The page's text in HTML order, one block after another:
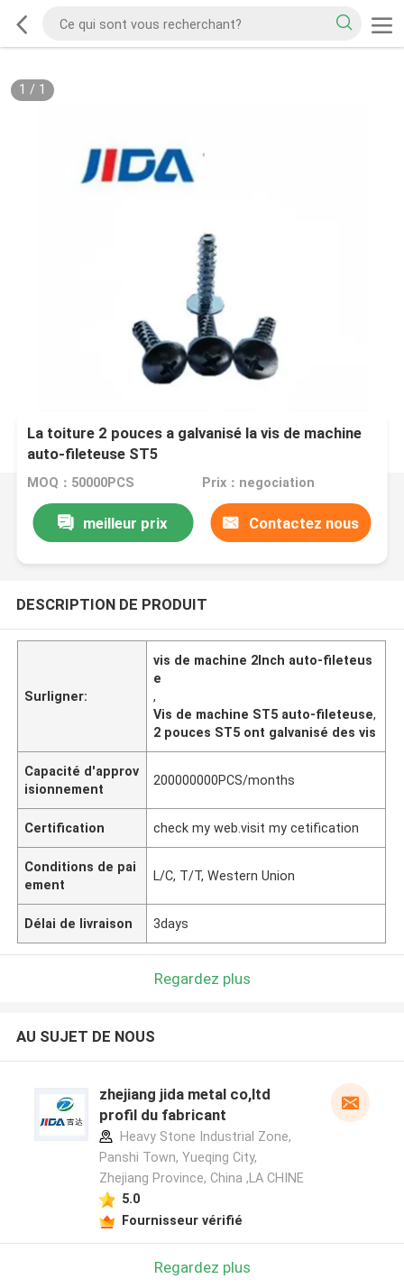
1 / 1
La toiture 2 pouces a galvanisé la vis de machine
auto-fileteuse ST5
MOQ：50000PCS Prix：negociation
meilleur prix Contactez nous
DESCRIPTION DE PRODUIT
Surligner:
vis de machine 2Inch auto-fileteus
e
,
Vis de machine ST5 auto-fileteuse,
2 pouces ST5 ont galvanisé des vis
Capacité d'approv
isionnement
200000000PCS/months
Certification check my web.visit my cetification
Conditions de pai
ement
L/C, T/T, Western Union
Délai de livraison 3days
Regardez plus
AU SUJET DE NOUS
zhejiang jida metal co,ltd
profil du fabricant
Heavy Stone Industrial Zone,
Panshi Town, Yueqing City,
Zhejiang Province, China ,LA CHINE
5.0
Fournisseur vérifié
Regardez plus